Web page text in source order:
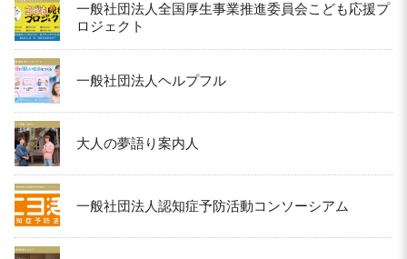
一般社団法人全国厚生事業推進委員会こども応援プ
ロジェクト
一般社団法人ヘルプフル
大人の夢語り案内人
一般社団法人認知症予防活動コンソーシアム